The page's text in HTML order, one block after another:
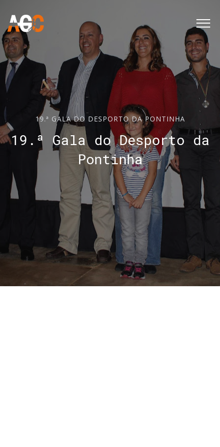
19.ª GALA DO DESPORTO DA PONTINHA
19.ª Gala do Desporto da
Pontinha